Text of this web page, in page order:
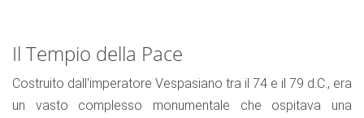
Il Tempio della Pace
Costruito dall'imperatore Vespasiano tra il 74 e il 79 d.C., era
un vasto complesso monumentale che ospitava una